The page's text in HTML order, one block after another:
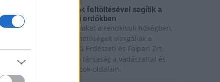
Hőség és vízhiány - itatók feltöltésével segítik a
a somogyi erdőkben
Folyamatosan itatják a vadakat a rendkívüli hőségben,
és a víz megtartásának lehetőségeit vizsgálják a
erdőkben a SEFAG Erdészeti és Faipari Zrt.
munkatársai - adta hírül a társaság a vadászattal és
erdőkkel foglalkozó Facebook-oldalain.